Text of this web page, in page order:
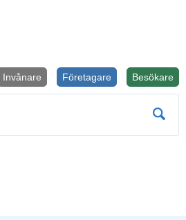
Besökare
Företagare
Invånare